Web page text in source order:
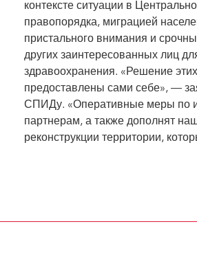
контексте ситуации в
правопорядка, миграцией
пристального внимания и
других заинтересованных лиц
здравоохранения. «Решение
предоставлены сами себе», —
СПИДу. «Оперативные меры по
партнерам, а также дополнят
реконструкции территории,